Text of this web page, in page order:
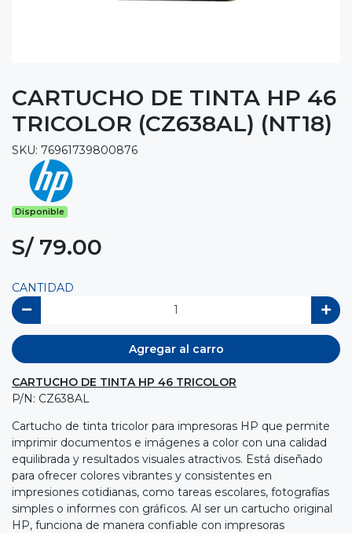
CARTUCHO DE TINTA HP 46
TRICOLOR (CZ638AL) (NT18)
SKU: 76961739800876
Disponible
S/ 79.00
CANTIDAD
Agregar al carro
CARTUCHO DE TINTA HP 46 TRICOLOR
P/N: CZ638AL
Cartucho de tinta tricolor para impresoras HP que permite
imprimir documentos e imágenes a color con una calidad
equilibrada y resultados visuales atractivos. Está diseñado
para ofrecer colores vibrantes y consistentes en
impresiones cotidianas, como tareas escolares, fotografías
simples o informes con gráficos. Al ser un cartucho original
HP, funciona de manera confiable con impresoras